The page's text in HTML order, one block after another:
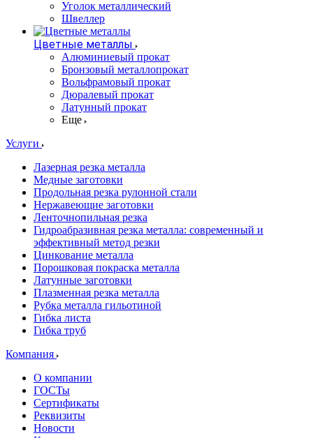
Уголок металлический
Швеллер
Цветные металлы
Алюминиевый прокат
Бронзовый металлопрокат
Вольфрамовый прокат
Дюралевый прокат
Латунный прокат
Еще
Услуги
Лазерная резка металла
Медные заготовки
Продольная резка рулонной стали
Нержавеющие заготовки
Ленточнопильная резка
Гидроабразивная резка металла: современный и
эффективный метод резки
Цинкование металла
Порошковая покраска металла
Латунные заготовки
Плазменная резка металла
Рубка металла гильотиной
Гибка листа
Гибка труб
Компания
О компании
ГОСТы
Сертификаты
Реквизиты
Новости